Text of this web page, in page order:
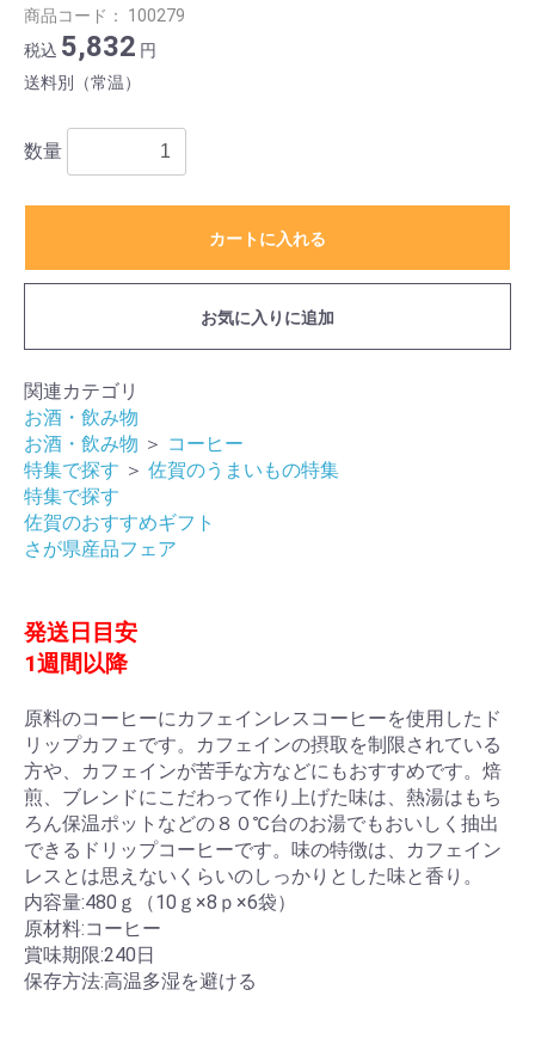
商品コード： 100279
税込 5,832 円
送料別（常温）
数量
カートに入れる
お気に入りに追加
関連カテゴリ
お酒・飲み物
お酒・飲み物 ＞ コーヒー
特集で探す ＞ 佐賀のうまいもの特集
特集で探す
佐賀のおすすめギフト
さが県産品フェア
発送日目安
1週間以降
原料のコーヒーにカフェインレスコーヒーを使用したド
リップカフェです。カフェインの摂取を制限されている
方や、カフェインが苦手な方などにもおすすめです。焙
煎、ブレンドにこだわって作り上げた味は、熱湯はもち
ろん保温ポットなどの８０℃台のお湯でもおいしく抽出
できるドリップコーヒーです。味の特徴は、カフェイン
レスとは思えないくらいのしっかりとした味と香り。
内容量:480ｇ（10ｇ×8ｐ×6袋）
原材料:コーヒー
賞味期限:240日
保存方法:高温多湿を避ける